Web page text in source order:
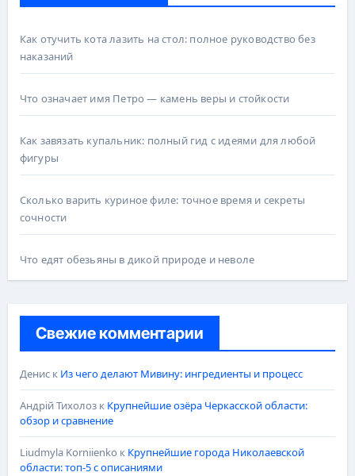
Как отучить кота лазить на стол: полное руководство без
наказаний
Что означает имя Петро — камень веры и стойкости
Как завязать купальник: полный гид с идеями для любой
фигуры
Сколько варить куриное филе: точное время и секреты
сочности
Что едят обезьяны в дикой природе и неволе
Свежие комментарии
Дениск Из чего делают Мивину: ингредиенты и процесс
Андрій Тихолозк Крупнейшие озёра Черкасской области:
обзор и сравнение
Liudmyla Korniienko к Крупнейшие города Николаевской
области: топ-5 с описаниями